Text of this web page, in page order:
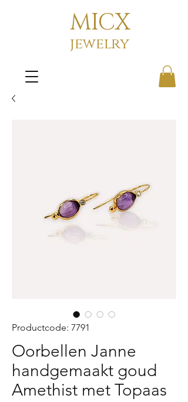
MICX
jewelry
Productcode: 7791
Oorbellen Janne
handgemaakt goud
Amethist met Topaas